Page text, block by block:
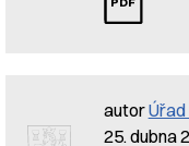
autor
25. dubna